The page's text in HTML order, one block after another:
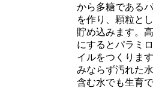
から多糖である
を作り、顆粒と
貯め込みます。
にするとパラミ
イルをつくりま
みならず汚れた
含む水でも生育で